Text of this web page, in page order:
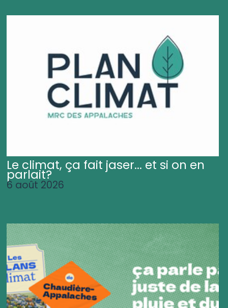
Le climat, ça fait jaser... et si on en
parlait?
6 août 2026